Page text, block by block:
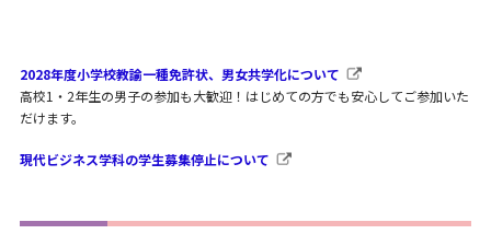
2028年度小学校教諭一種免許状、男女共学化について
高校1・2年生の男子の参加も大歓迎！はじめての方でも安心してご参加いた
だけます。
現代ビジネス学科の学生募集停止について